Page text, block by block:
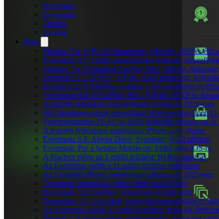
Evervideo
Evermusic
Flacbox
Evertag
Blog
Flacbox 7.6: új BASS hangmotor, effektek, DSP és élő
Evermusic 8.7: valódi szünetmentes lejátszás,
Flacbox 7.4: Újraépített CarPlay, Plex, Jellyfin,
Evervideo 1.7: új Plex, Jellyfin, felhő streaming,
Evertag 4.2: új felhőkapcsolatok, a tag-szerkesztő
Evermusic 8.6: új CarPlay, Plex, Jellyfin, SFTP és
A legjobb felhőalapú zenelejátszók iPhone-ra 2026-ban
Wix blogbejegyzések exportálása Markdownba
Veszteségmentes FLAC és DSD lejátszása iPhone-on
A legjobb felhőalapú zenlejátszó iPhone-ra és iPadre
Evermusic 6.8: Aliyun Drive, Synology, új UI stílusok
Evermusic Pro a Setapp Mobile-on: Felhő zene iOS-re
A Flacbox elérte az 1 millió letöltést: Hi-Res hangzás
Az Evermusic elérte a 11 millió letöltést világszerte
Az 5 legjobb iPhone zenelejátszó alkalmazás 2025-ben
Evermusic promóciós videó: felhő zenelejátszó
Evermusic 3.6: CarPlay, VoiceOver és még több
Evermusic 3.1: Crossfade, könyvtárszinkronizálás és
Az Evermusic elérte a 3 millió letöltést: funkciók